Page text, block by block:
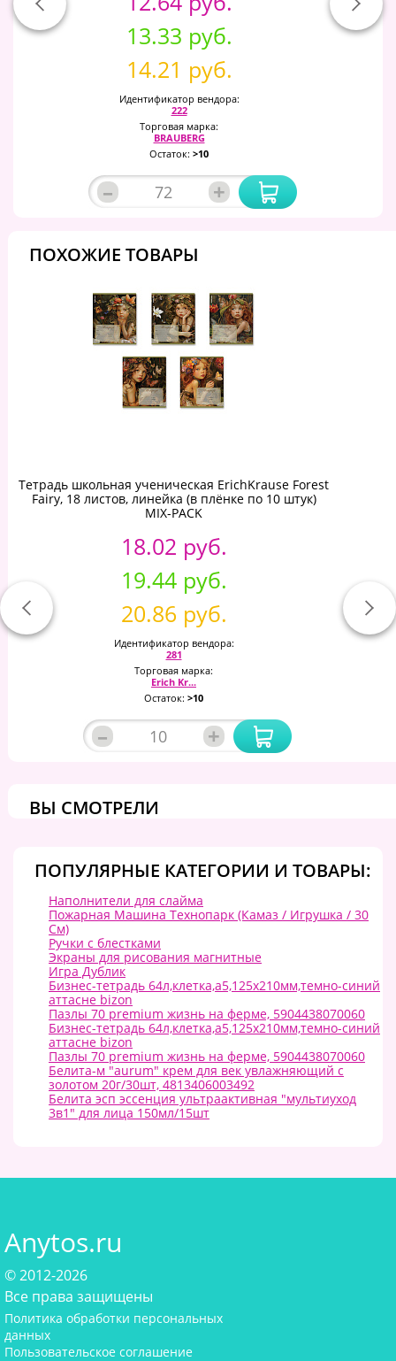
13.33 руб.
14.21 руб.
Идентификатор вендора:
222
Торговая марка:
BRAUBERG
Остаток: >10
– +
ПОХОЖИЕ ТОВАРЫ
Тетрадь школьная ученическая ErichKrause Forest
Fairy, 18 листов, линейка (в плёнке по 10 штук)
MIX-PACK
18.02 руб.
19.44 руб.
20.86 руб.
Идентификатор вендора:
281
Торговая марка:
Erich Kr...
Остаток: >10
– +
ВЫ СМОТРЕЛИ
ПОПУЛЯРНЫЕ КАТЕГОРИИ И ТОВАРЫ:
Наполнители для слайма
Пожарная Машина Технопарк (Камаз / Игрушка / 30
См)
Ручки с блестками
Экраны для рисования магнитные
Игра Дублик
Бизнес-тетрадь 64л,клетка,а5,125x210мм,темно-синий
аттасне bizon
Пазлы 70 premium жизнь на ферме, 5904438070060
Бизнес-тетрадь 64л,клетка,а5,125x210мм,темно-синий
аттасне bizon
Пазлы 70 premium жизнь на ферме, 5904438070060
Белита-м "aurum" крем для век увлажняющий с
золотом 20г/30шт, 4813406003492
Белита эсп эссенция ультраактивная "мультиуход
3в1" для лица 150мл/15шт
Anytos.ru
© 2012-2026
Все права защищены
Политика обработки персональных
данных
Пользовательское соглашение